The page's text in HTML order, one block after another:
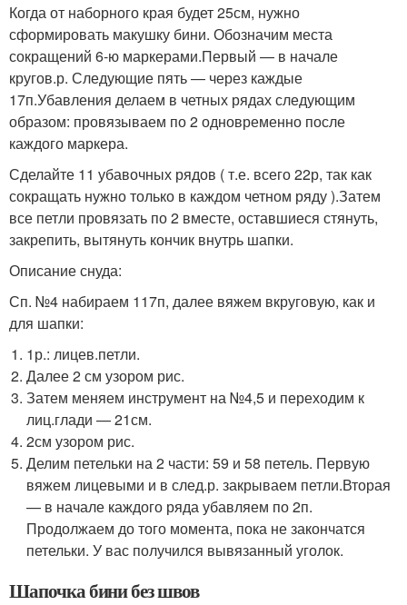
Когда от наборного края будет 25см, нужно
сформировать макушку бини. Обозначим места
сокращений 6-ю маркерами.Первый — в начале
кругов.р. Следующие пять — через каждые
17п.Убавления делаем в четных рядах следующим
образом: провязываем по 2 одновременно после
каждого маркера.
Сделайте 11 убавочных рядов ( т.е. всего 22р, так как
сокращать нужно только в каждом четном ряду ).Затем
все петли провязать по 2 вместе, оставшиеся стянуть,
закрепить, вытянуть кончик внутрь шапки.
Описание снуда:
Сп. №4 набираем 117п, далее вяжем вкруговую, как и
для шапки:
1р.: лицев.петли.
Далее 2 см узором рис.
Затем меняем инструмент на №4,5 и переходим к
лиц.глади — 21см.
2см узором рис.
Делим петельки на 2 части: 59 и 58 петель. Первую
вяжем лицевыми и в след.р. закрываем петли.Вторая
— в начале каждого ряда убавляем по 2п.
Продолжаем до того момента, пока не закончатся
петельки. У вас получился вывязанный уголок.
Шапочка бини без швов